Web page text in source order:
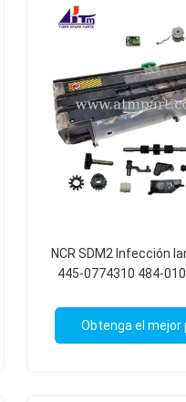
NCR SDM2 Infección
445-0774310 484-
Obtenga el mejor